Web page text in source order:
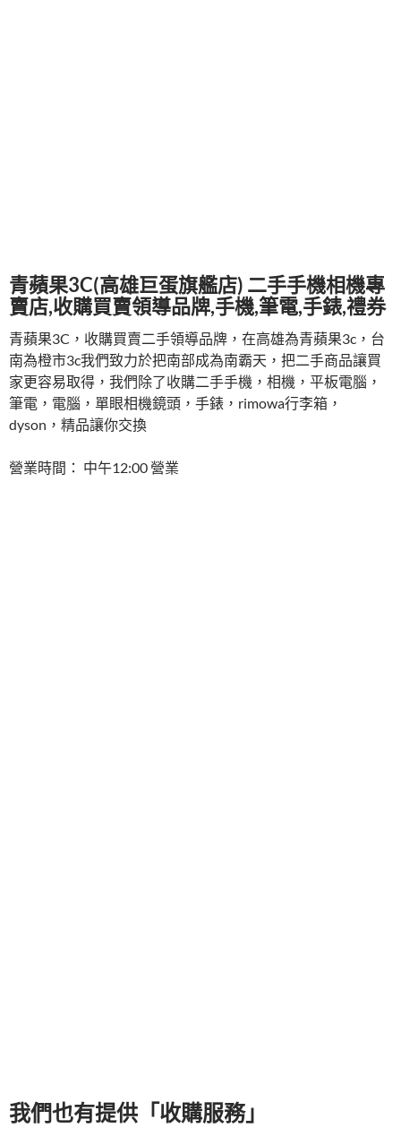
青蘋果3C(高雄巨蛋旗艦店) 二手手機相機專
賣店,收購買賣領導品牌,手機,筆電,手錶,禮券
青蘋果3C，收購買賣二手領導品牌，在高雄為青蘋果3c，台
南為橙市3c我們致力於把南部成為南霸天，把二手商品讓買
家更容易取得，我們除了收購二手手機，相機，平板電腦，
筆電，電腦，單眼相機鏡頭，手錶，rimowa行李箱，
dyson，精品讓你交換
營業時間： 中午12:00 營業
我們也有提供「收購服務」